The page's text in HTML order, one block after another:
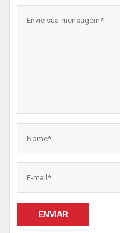
ENVIAR